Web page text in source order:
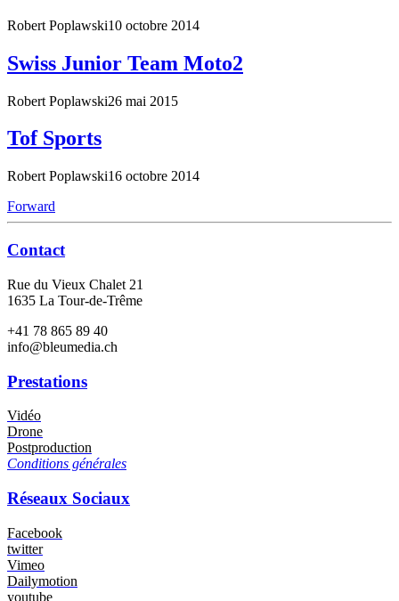
Robert Poplawski10 octobre 2014
Swiss Junior Team Moto2
Robert Poplawski26 mai 2015
Tof Sports
Robert Poplawski16 octobre 2014
Forward
Contact
Rue du Vieux Chalet 21
1635 La Tour-de-Trême
+41 78 865 89 40
info@bleumedia.ch
Prestations
Vidéo
Drone
Postproduction
Conditions générales
Réseaux Sociaux
Facebook
twitter
Vimeo
Dailymotion
youtube